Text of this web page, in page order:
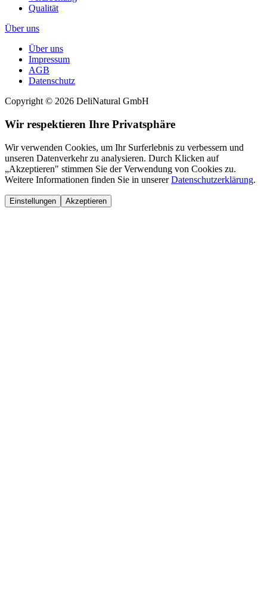
Qualität
Über uns
Über uns
Impressum
AGB
Datenschutz
Copyright © 2026 DeliNatural GmbH
Wir respektieren Ihre Privatsphäre
Wir verwenden Cookies, um Ihr Surferlebnis zu verbessern und
unseren Datenverkehr zu analysieren. Durch Klicken auf
„Akzeptieren" stimmen Sie der Verwendung von Cookies zu.
Weitere Informationen finden Sie in unsererDatenschutzerklärung.
Einstellungen Akzeptieren